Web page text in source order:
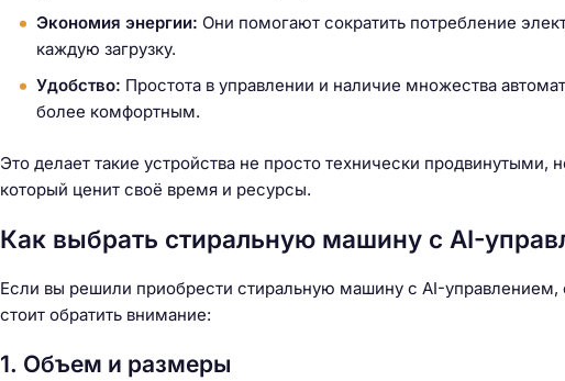
Экономия энергии: Они помогают сократить потребление
каждую загрузку.
Удобство: Простота в управлении и наличие множества
более комфортным.
Это делает такие устройства не просто технически
который ценит своё время и ресурсы.
Как выбрать стиральную машину с AI-
Если вы решили приобрести стиральную машину с AI-
стоит обратить внимание:
1. Объем и размеры